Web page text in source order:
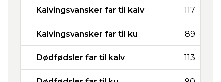
Kalvingsvansker far til kalv 117
Kalvingsvansker far til ku 89
Dødfødsler far til kalv 113